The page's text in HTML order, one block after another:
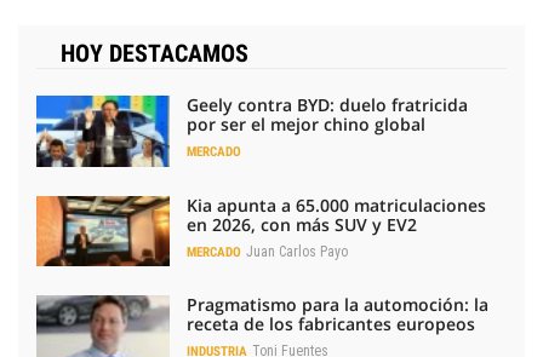
HOY DESTACAMOS
Geely contra BYD: duelo fratricida
por ser el mejor chino global
MERCADO
Kia apunta a 65.000 matriculaciones
en 2026, con más SUV y EV2
MERCADO Juan Carlos Payo
Pragmatismo para la automoción: la
receta de los fabricantes europeos
INDUSTRIA Toni Fuentes